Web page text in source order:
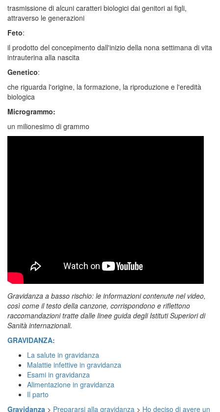
trasmissione di alcuni caratteri biologici dai genitori ai figli,
attraverso le generazioni
Feto:
il prodotto del concepimento dall'inizio della nona settimana di vita
intrauterina alla nascita
Genetico:
che riguarda l'origine, la formazione, la riproduzione e l'eredità
biologica
Microgrammo:
un milionesimo di grammo
Gravidanza a basso rischio: le informazioni contenute nel video,
così come il testo della canzone, corrispondono e riflettono
raccomandazioni tratte dalle linee guida degli Istituti Superiori di
Sanità internazionali.
GRAVIDANZA:
La salute in gravidanza
Malattie infettive in gravidanza
Esami in gravidanza
Alimentazione in gravidanza
Il parto
Gravidanza > Prepararsi alla gravidanza > Ho deciso di avere un